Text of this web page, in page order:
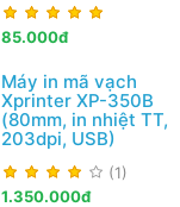
85.000đ
Máy in mã vạch
Xprinter XP-350B
(80mm, in nhiệt TT,
203dpi, USB)
(1)
1.350.000đ